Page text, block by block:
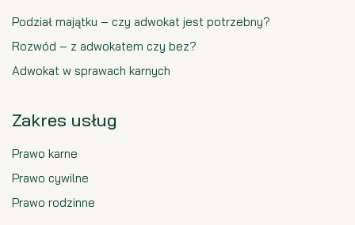
Podział majątku – czy adwokat jest potrzebny?
Rozwód – z adwokatem czy bez?
Adwokat w sprawach karnych
Zakres usług
Prawo karne
Prawo cywilne
Prawo rodzinne